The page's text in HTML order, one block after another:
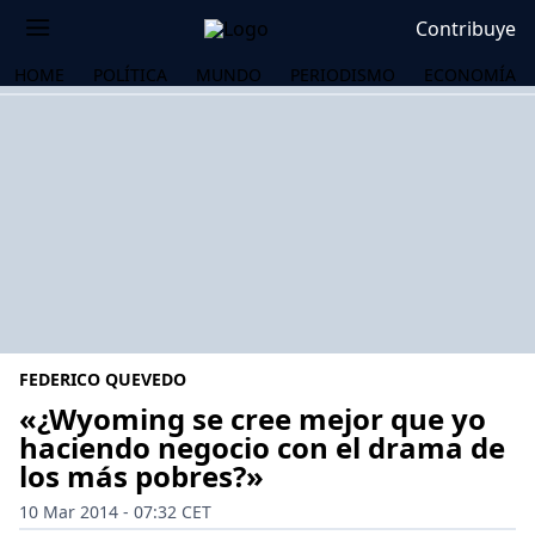
Contribuye
HOME POLÍTICA MUNDO PERIODISMO ECONOMÍA
FEDERICO QUEVEDO
«¿Wyoming se cree mejor que yo
haciendo negocio con el drama de
los más pobres?»
10 Mar 2014 - 07:32 CET